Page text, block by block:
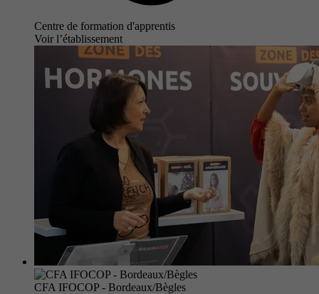
Centre de formation d'apprentis
Voir l’établissement
CFA IFOCOP - Bordeaux/Bègles